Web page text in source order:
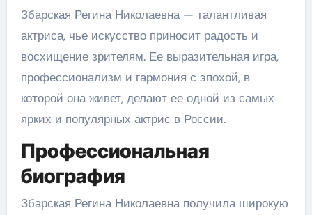
Збарская Регина Николаевна — талантливая
актриса, чье искусство приносит радость и
восхищение зрителям. Ее выразительная игра,
профессионализм и гармония с эпохой, в
которой она живет, делают ее одной из самых
ярких и популярных актрис в России.
Профессиональная
биография
Збарская Регина Николаевна получила широкую